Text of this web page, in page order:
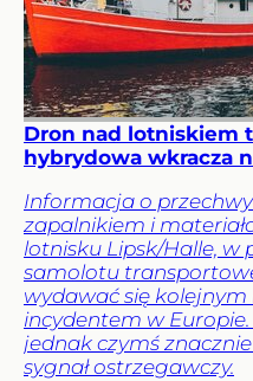
Dron nad lotniskiem
hybrydowa wkracza
Informacja o
zapalnikiem i
lotnisku Lipsk/Halle, w
samolotu
wydawać się
incydentem w
jednak czymś
sygnał ostrzegawczy.